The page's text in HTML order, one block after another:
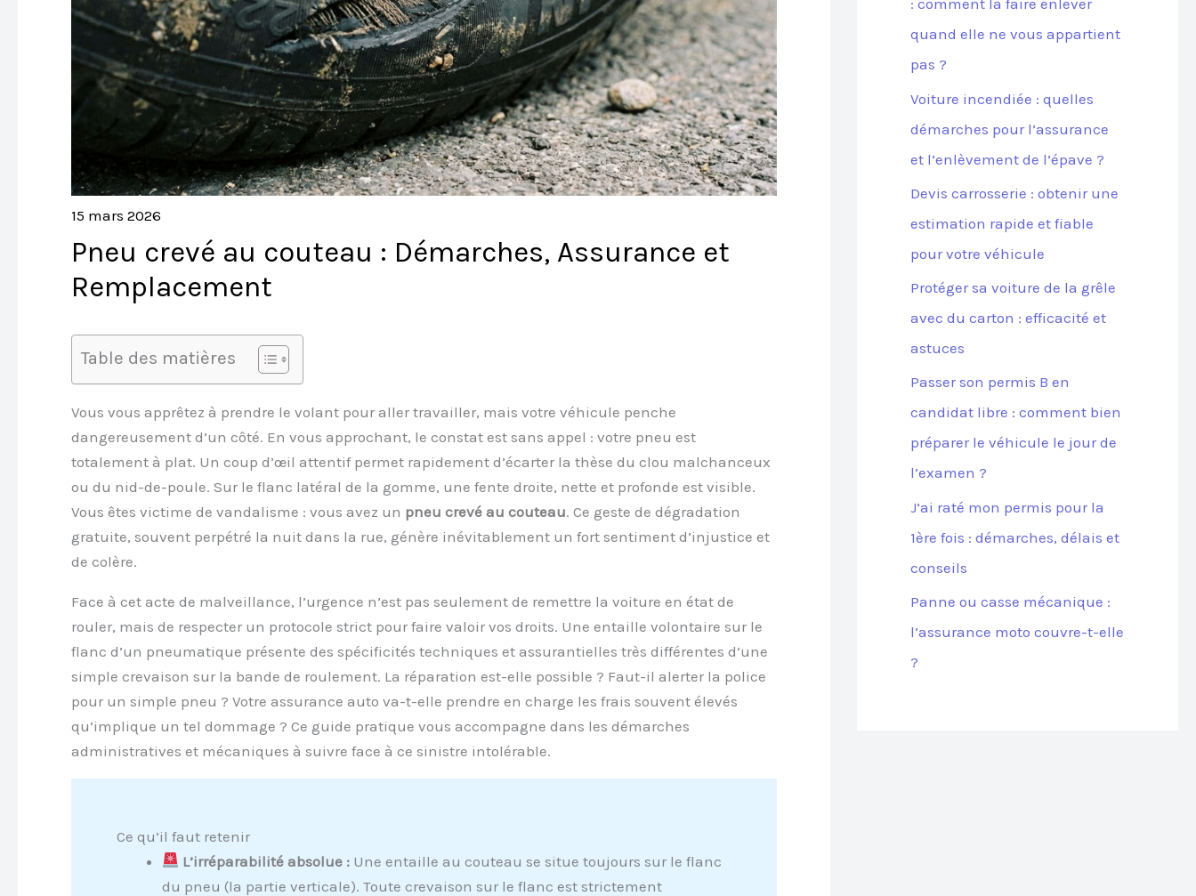
15 mars 2026
Pneu crevé au couteau : Démarches, Assurance et
Remplacement
Table des matières
Vous vous apprêtez à prendre le volant pour aller travailler, mais votre véhicule penche
dangereusement d’un côté. En vous approchant, le constat est sans appel : votre pneu est
totalement à plat. Un coup d’œil attentif permet rapidement d’écarter la thèse du clou malchanceux
ou du nid-de-poule. Sur le flanc latéral de la gomme, une fente droite, nette et profonde est visible.
Vous êtes victime de vandalisme : vous avez un pneu crevé au couteau. Ce geste de dégradation
gratuite, souvent perpétré la nuit dans la rue, génère inévitablement un fort sentiment d’injustice et
de colère.
Face à cet acte de malveillance, l’urgence n’est pas seulement de remettre la voiture en état de
rouler, mais de respecter un protocole strict pour faire valoir vos droits. Une entaille volontaire sur le
flanc d’un pneumatique présente des spécificités techniques et assurantielles très différentes d’une
simple crevaison sur la bande de roulement. La réparation est-elle possible ? Faut-il alerter la police
pour un simple pneu ? Votre assurance auto va-t-elle prendre en charge les frais souvent élevés
qu’implique un tel dommage ? Ce guide pratique vous accompagne dans les démarches
administratives et mécaniques à suivre face à ce sinistre intolérable.
Ce qu’il faut retenir
L’irréparabilité absolue : Une entaille au couteau se situe toujours sur le flanc
du pneu (la partie verticale). Toute crevaison sur le flanc est strictement
: comment la faire enlever
quand elle ne vous appartient
pas ?
Voiture incendiée : quelles
démarches pour l’assurance
et l’enlèvement de l’épave ?
Devis carrosserie : obtenir une
estimation rapide et fiable
pour votre véhicule
Protéger sa voiture de la grêle
avec du carton : efficacité et
astuces
Passer son permis B en
candidat libre : comment bien
préparer le véhicule le jour de
l’examen ?
J’ai raté mon permis pour la
1ère fois : démarches, délais et
conseils
Panne ou casse mécanique :
l’assurance moto couvre-t-elle
?